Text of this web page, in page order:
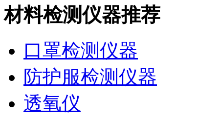
材料检测仪器推荐
口罩检测仪器
防护服检测仪器
透氧仪